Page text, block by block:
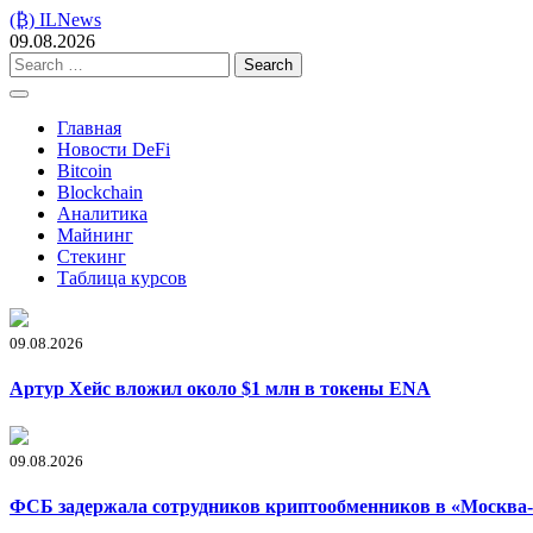
Skip
to
content
(₿) ILNews
09.08.2026
Search
for:
Главная
Новости DeFi
Bitcoin
Blockchain
Аналитика
Майнинг
Стекинг
Таблица курсов
09.08.2026
Артур Хейс вложил около $1 млн в токены ENA
09.08.2026
ФСБ задержала сотрудников криптообменников в